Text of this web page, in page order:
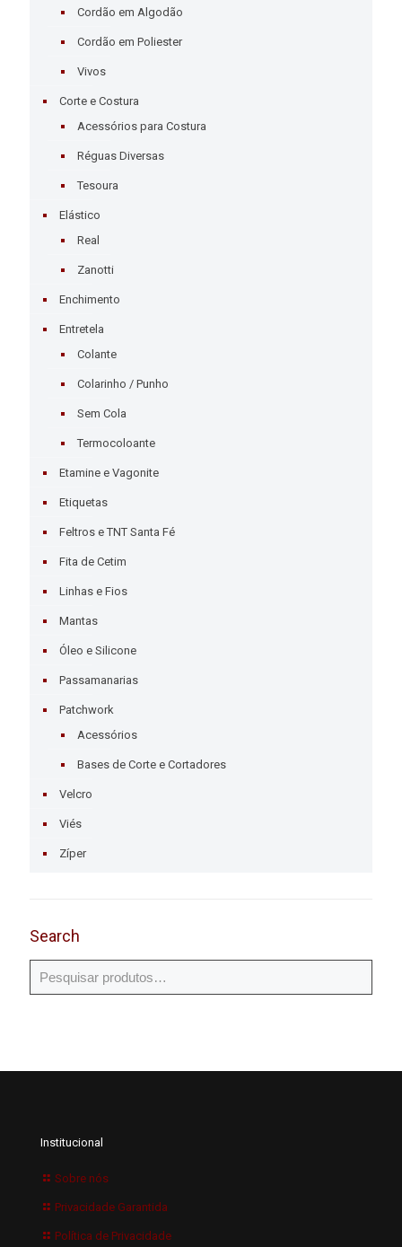
Cordão em Algodão
Cordão em Poliester
Vivos
Corte e Costura
Acessórios para Costura
Réguas Diversas
Tesoura
Elástico
Real
Zanotti
Enchimento
Entretela
Colante
Colarinho / Punho
Sem Cola
Termocoloante
Etamine e Vagonite
Etiquetas
Feltros e TNT Santa Fé
Fita de Cetim
Linhas e Fios
Mantas
Óleo e Silicone
Passamanarias
Patchwork
Acessórios
Bases de Corte e Cortadores
Velcro
Viés
Zíper
Search
Institucional
Sobre nós
Privacidade Garantida
Política de Privacidade